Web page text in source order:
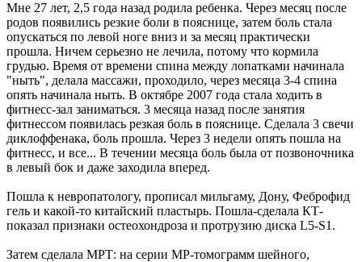
Мне 27 лет, 2,5 года назад родила ребенка. Через месяц после
родов появились резкие боли в пояснице, затем боль стала
опускаться по левой ноге вниз и за месяц практически
прошла. Ничем серьезно не лечила, потому что кормила
грудью. Время от времени спина между лопатками начинала
"ныть", делала массажи, проходило, через месяца 3-4 спина
опять начинала ныть. В октябре 2007 года стала ходить в
фитнесс-зал заниматься. 3 месяца назад после занятия
фитнессом появилась резкая боль в пояснице. Сделала 3 свечи
диклоффенака, боль прошла. Через 3 недели опять пошла на
фитнесс, и все... В течении месяца боль была от позвоночника
в левый бок и даже заходила вперед.
Пошла к невропатологу, прописал мильгаму, Дону, Феброфид
гель и какой-то китайский пластырь. Пошла-сделала КТ-
показал признаки остеохондроза и протрузию диска L5-S1.
Затем сделала МРТ: на серии МР-томограмм шейного,